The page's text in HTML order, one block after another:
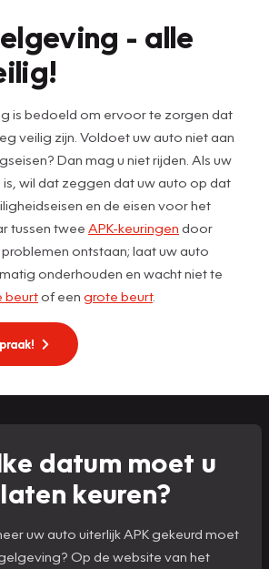
- alle
is bedoeld om ervoor te zorgen dat
veilig zijn. Voldoet uw auto niet aan
Dan mag u niet rijden. Als uw
wil dat zeggen dat uw auto op dat
en de eisen voor het
tussen twee APK-keuringen door
problemen ontstaan; laat uw auto
onderhouden en wacht niet te
beurtof een grote beurt.
datum moet u
keuren?
uw auto uiterlijk APK gekeurd moet
Op de website van het